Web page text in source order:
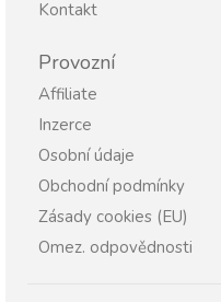
Kontakt
Provozní
Affiliate
Inzerce
Osobní údaje
Obchodní podmínky
Zásady cookies (EU)
Omez. odpovědnosti